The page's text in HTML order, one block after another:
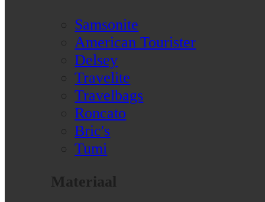
Samsonite
American Tourister
Delsey
Travelite
Travelbags
Roncato
Bric's
Tumi
Materiaal